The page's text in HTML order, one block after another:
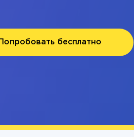
Попробовать бесплатно